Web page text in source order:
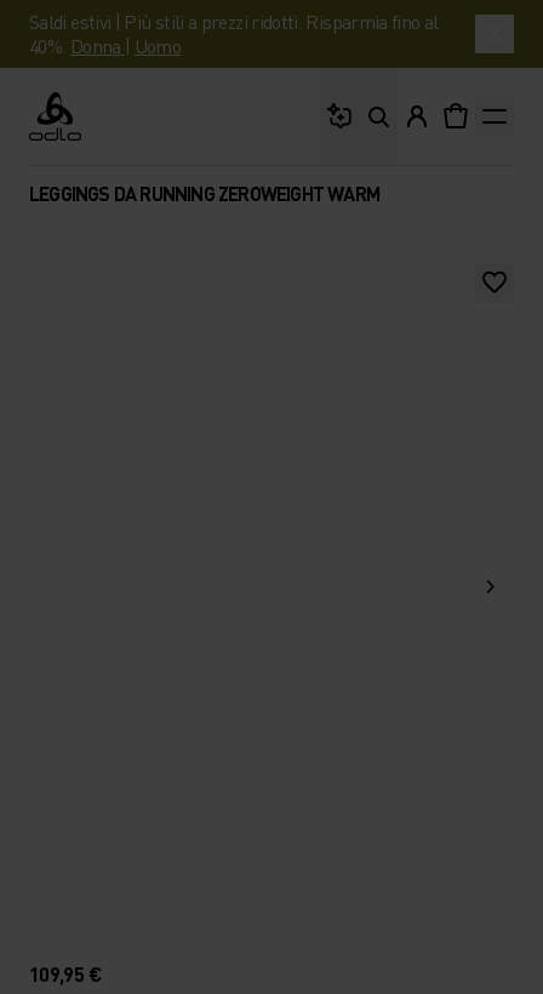
Saldi estivi | Più stili a prezzi ridotti. Risparmia fino al
40%. Donna | Uomo
Odlo
LEGGINGS DA RUNNING ZEROWEIGHT WARM
109,95 €